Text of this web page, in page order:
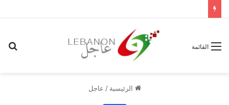
القائمة
الرئيسية / عاجل